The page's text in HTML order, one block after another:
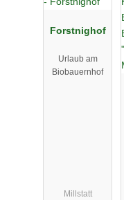
Forstnighof
Urlaub am
Biobauernhof
Millstatt